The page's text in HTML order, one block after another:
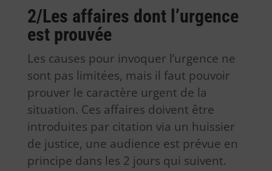
2/Les affaires dont l’urgence
est prouvée
Les causes pour invoquer l’urgence ne
sont pas limitées, mais il faut pouvoir
prouver le caractère urgent de la
situation. Ces affaires doivent être
introduites par citation via un huissier
de justice, une audience est prévue en
principe dans les 2 jours qui suivent.